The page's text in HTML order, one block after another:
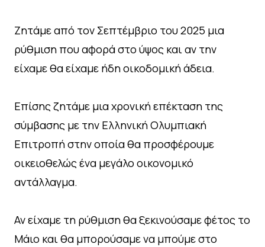
Ζητάμε από τον Σεπτέμβριο του 2025 μια
ρύθμιση που αφορά στο ύψος και αν την
είχαμε θα είχαμε ήδη οικοδομική άδεια.
Επίσης ζητάμε μια χρονική επέκταση της
σύμβασης με την Ελληνική Ολυμπιακή
Επιτροπή στην οποία θα προσφέρουμε
οικειοθελώς ένα μεγάλο οικονομικό
αντάλλαγμα.
Αν είχαμε τη ρύθμιση θα ξεκινούσαμε φέτος το
Μάιο και θα μπορούσαμε να μπούμε στο